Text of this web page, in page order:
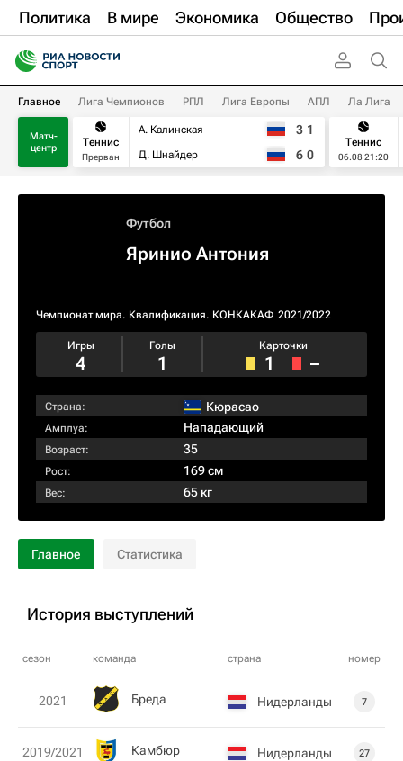
Политика В мире Экономика Общество
Главное Лига Чемпионов РПЛ Лига Европы АПЛ Ла Лига
Матч-
центр
Теннис
Прерван
А. Калинская
Д. Шнайдер
3 1
6 0
Теннис
06.08 21:20
Футбол
Яринио Антония
Чемпионат мира. Квалификация. КОНКАКАФ 2021/2022
Игры
4
Голы
1
Карточки
1 –
Страна: Кюрасао
Амплуа: Нападающий
Возраст: 35
Рост: 169 см
Вес: 65 кг
Главное Статистика
История выступлений
сезон команда страна номер
2021 Бреда Нидерланды 7
2019/2021 Камбюр Нидерланды 27